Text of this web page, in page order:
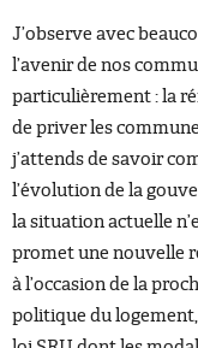
J’observe avec
l’avenir de nos
particulièrement : la
de priver les
j’attends de savoir
l’évolution de la
la situation actuelle
promet une nouvelle
à l’occasion de la
politique du